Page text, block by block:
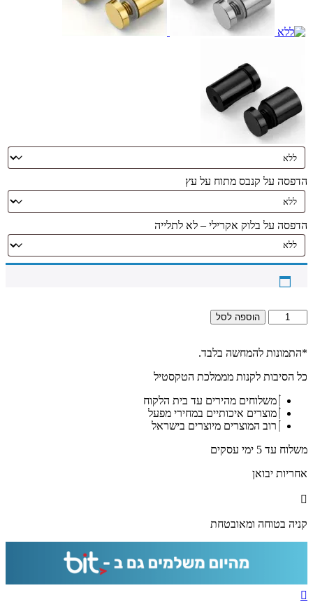
הדפסה על קנבס מתוח על עץ
הדפסה על בלוק אקרילי – לא לתלייה
כמות
של
-
למנצח
ויוקרתית
בגווני
שחור
על
או
הוספה לסל
*התמונות להמחשה בלבד.
כל הסיבות לקנות מממלכת הטקסטיל
משלוחים מהירים עד בית הלקוח
מוצרים איכותיים במחירי מפעל
רוב המוצרים מיוצרים בישראל
משלוח עד 5 ימי עסקים
אחריות יבואן
קניה בטוחה ומאובטחת